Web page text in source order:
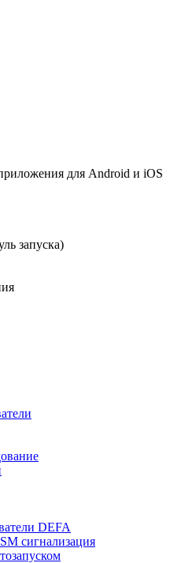
для Android и iOS
запуска)
DEFA
сигнализация